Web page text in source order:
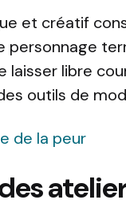
et créatif
laisser libre
outils de
de la peur